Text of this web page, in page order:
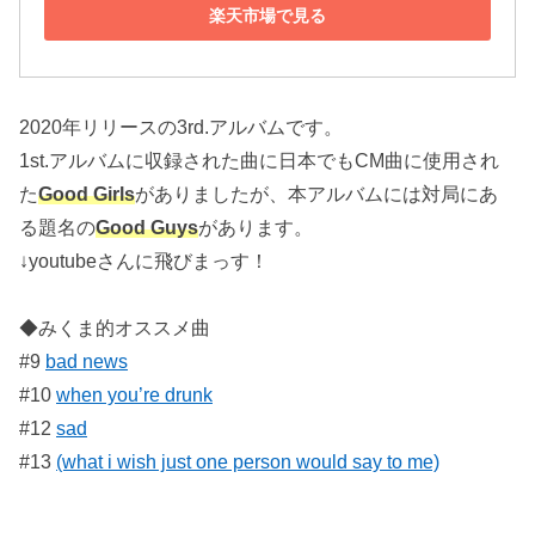
楽天市場で見る
2020年リリースの3rd.アルバムです。
1st.アルバムに収録された曲に日本でもCM曲に使用され
たGood Girlsがありましたが、本アルバムには対局にあ
る題名のGood Guysがあります。
↓youtubeさんに飛びまっす！
◆みくま的オススメ曲
#9 bad news
#10 when you’re drunk
#12 sad
#13 (what i wish just one person would say to me)